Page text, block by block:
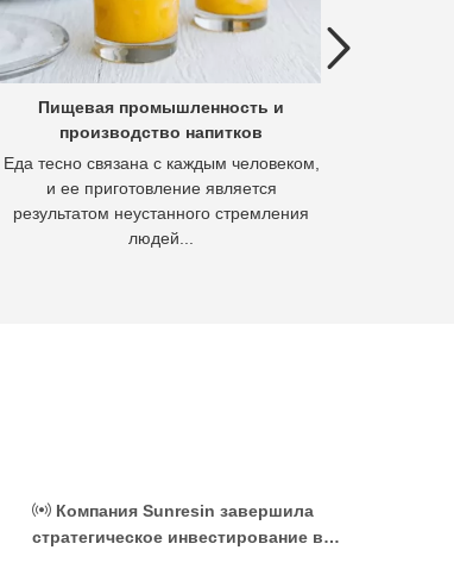
Пищевая промышленность и
производство напитков
Еда тесно связана с каждым человеком,
и ее приготовление является
результатом неустанного стремления
людей...
Previous
Компания Sunresin завершила
стратегическое инвестирование в